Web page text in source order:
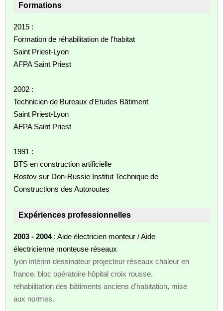
Formations
2015 :
Formation de réhabilitation de l'habitat
Saint Priest-Lyon
AFPA Saint Priest
2002 :
Technicien de Bureaux d'Etudes Bâtiment
Saint Priest-Lyon
AFPA Saint Priest
1991 :
BTS en construction artificielle
Rostov sur Don-Russie Institut Technique de
Constructions des Autoroutes
Expériences professionnelles
2003 - 2004: Aide électricien monteur / Aide
électricienne monteuse réseaux
lyon intérim dessinateur projecteur réseaux chaleur en
france. bloc opératoire hôpital croix rousse.
réhabilitation des bâtiments anciens d'habitation, mise
aux normes.